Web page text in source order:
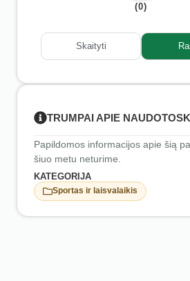
(0)
Skaityti
TRUMPAI APIE
Papildomos informacijos apie šią
šiuo metu neturime.
KATEGORIJA
Sportas ir laisvalaikis